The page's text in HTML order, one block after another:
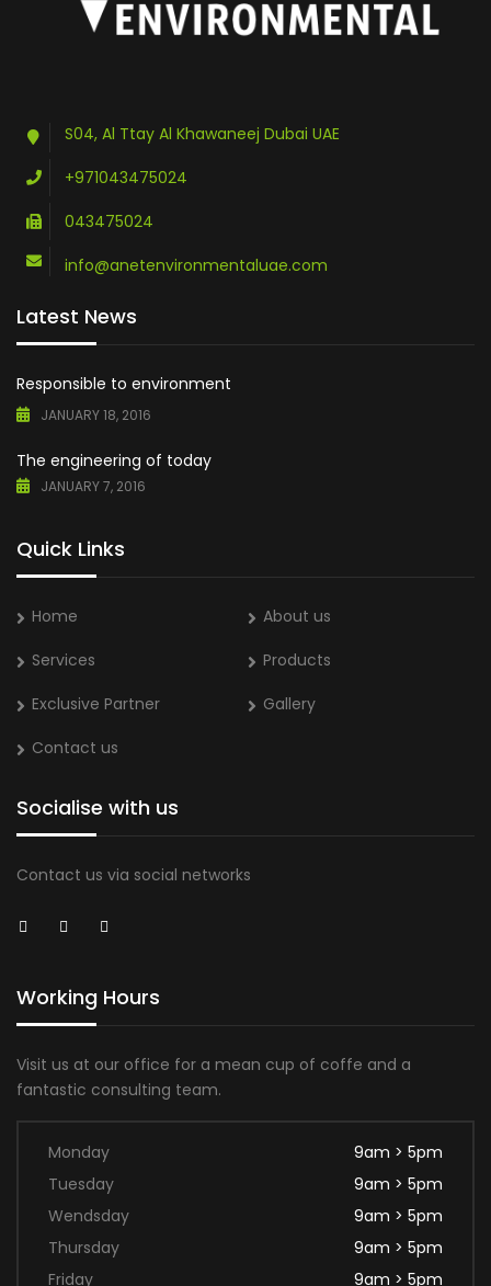
S04, Al Ttay Al Khawaneej Dubai UAE
+971043475024
043475024
info@anetenvironmentaluae.com
Latest News
Responsible to environment
JANUARY 18, 2016
The engineering of today
JANUARY 7, 2016
Quick Links
Home
About us
Services
Products
Exclusive Partner
Gallery
Contact us
Socialise with us
Contact us via social networks
Working Hours
Visit us at our office for a mean cup of coffe and a
fantastic consulting team.
Monday
9am > 5pm
Tuesday
9am > 5pm
Wendsday
9am > 5pm
Thursday
9am > 5pm
Friday
9am > 5pm